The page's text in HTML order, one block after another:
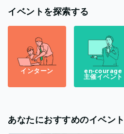
イベントを探索する
インターン en-courage
主催イベント
あなたにおすすめのイベント